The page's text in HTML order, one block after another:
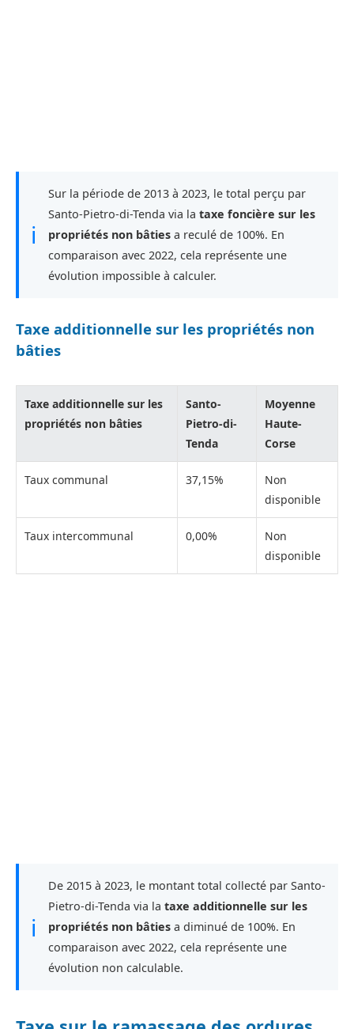
ℹ
Sur la période de 2013 à 2023, le total perçu par
Santo-Pietro-di-Tenda via la taxe foncière sur les
propriétés non bâties a reculé de 100%. En
comparaison avec 2022, cela représente une
évolution impossible à calculer.
Taxe additionnelle sur les propriétés non
bâties
Taxe additionnelle sur les
propriétés non bâties
Santo-
Pietro-di-
Tenda
Moyenne
Haute-
Corse
Taux communal 37,15%
Non
disponible
Taux intercommunal 0,00%
Non
disponible
ℹ
De 2015 à 2023, le montant total collecté par Santo-
Pietro-di-Tenda via la taxe additionnelle sur les
propriétés non bâties a diminué de 100%. En
comparaison avec 2022, cela représente une
évolution non calculable.